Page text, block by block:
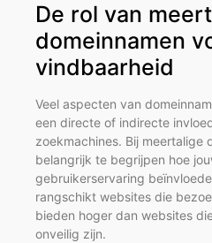
De rol van
domeinnamen
vindbaarheid
Veel aspecten van
een directe of indirecte
zoekmachines. Bij meertalige
belangrijk te begrijpen hoe
gebruikerservaring
rangschikt websites die
bieden hoger dan websites
onveilig zijn.